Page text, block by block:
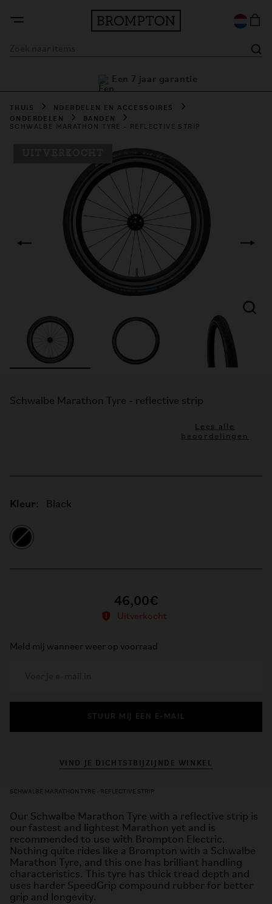
Een 7 jaar garantie
THUIS
NDERDELEN EN ACCESSOIRES
ONDERDELEN
BANDEN
SCHWALBE MARATHON TYRE - REFLECTIVE STRIP
Schwalbe Marathon Tyre - reflective strip
Lees alle
beoordelingen
Kleur: Black
46,00€
Uitverkocht
Meld mij wanneer weer op voorraad
STUUR MIJ EEN E-MAIL
VIND JE DICHTSTBIJZIJNDE WINKEL
SCHWALBE MARATHON TYRE - REFLECTIVE STRIP
Our Schwalbe Marathon Tyre with a reflective strip is
our fastest and lightest Marathon yet and is
recommended to use with Brompton Electric.
Nothing quite rides like a Brompton with a Schwalbe
Marathon Tyre, and this one has brilliant handling
characteristics. This tyre has thick tread depth and
uses harder SpeedGrip compound rubber for better
grip and longevity.